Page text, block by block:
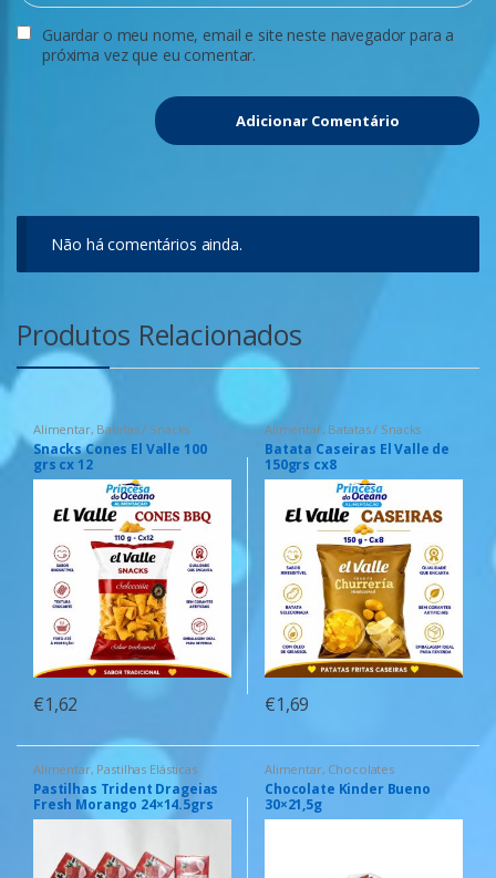
Guardar o meu nome, email e site neste navegador para a
próxima vez que eu comentar.
Não há comentários ainda.
Produtos Relacionados
Alimentar, Batatas / Snacks
Snacks Cones El Valle 100
grs cx 12
€1,62
Alimentar, Batatas / Snacks
Batata Caseiras El Valle de
150grs cx8
€1,69
Alimentar, Pastilhas Elásticas
Pastilhas Trident Drageias
Fresh Morango 24×14.5grs
Alimentar, Chocolates
Chocolate Kinder Bueno
30×21,5g